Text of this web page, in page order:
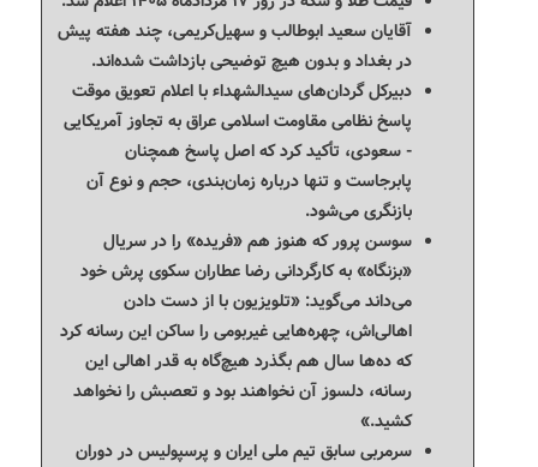
آقایان سعید ابوطالب و سهیل‌کریمی، چند هفته پیش
در بغداد و بدون هیچ توضیحی بازداشت شده‌اند.
دبیرکل گردان‌های سیدالشهداء با اعلام تعویق موقت
پاسخ نظامی مقاومت اسلامی عراق به تجاوز آمریکایی
- سعودی، تأکید کرد که اصل پاسخ همچنان
پابرجاست و تنها درباره زمان‌بندی، حجم و نوع آن
بازنگری می‌شود.
سوسن پرور که هنوز هم «فریده» را در سریال
«بزنگاه» به کارگردانی رضا عطاران سکوی پرش خود
می‌داند می‌گوید: «تلویزیون با از دست دادن
اهالی‌اش، چهره‌هایی غیربومی را ساکن این رسانه کرد
که ده‌ها سال هم بگذرد هیچ‌گاه به قدر اهالی این
رسانه، دلسوز آن نخواهند بود و تعصبش را نخواهد
کشید.»
سرمربی سابق تیم ملی ایران و پرسپولیس در دوران